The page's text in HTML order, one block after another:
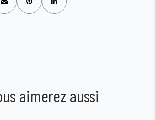
aimerez aussi